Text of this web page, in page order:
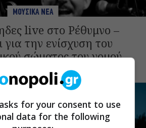
ΜΟΥΣΙΚΑ ΝΕΑ
live στο Ρέθυμνο –
για την ενίσχυση του
σώματος του νομού
for your consent to use
data for the following